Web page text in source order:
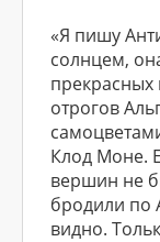
«Я пишу
солнцем,
прекрасных
отрогов
Клод Моне.
вершин не
бродили по
видно.